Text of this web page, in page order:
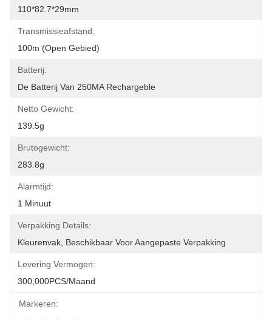
110*82.7*29mm
Transmissieafstand:
100m (open Gebied)
Batterij:
De Batterij Van 250MA Rechargeble
Netto Gewicht:
139.5g
Brutogewicht:
283.8g
Alarmtijd:
1 Minuut
Verpakking Details:
Kleurenvak, Beschikbaar Voor Aangepaste Verpakking
Levering Vermogen:
300,000PCS/Maand
Markeren: